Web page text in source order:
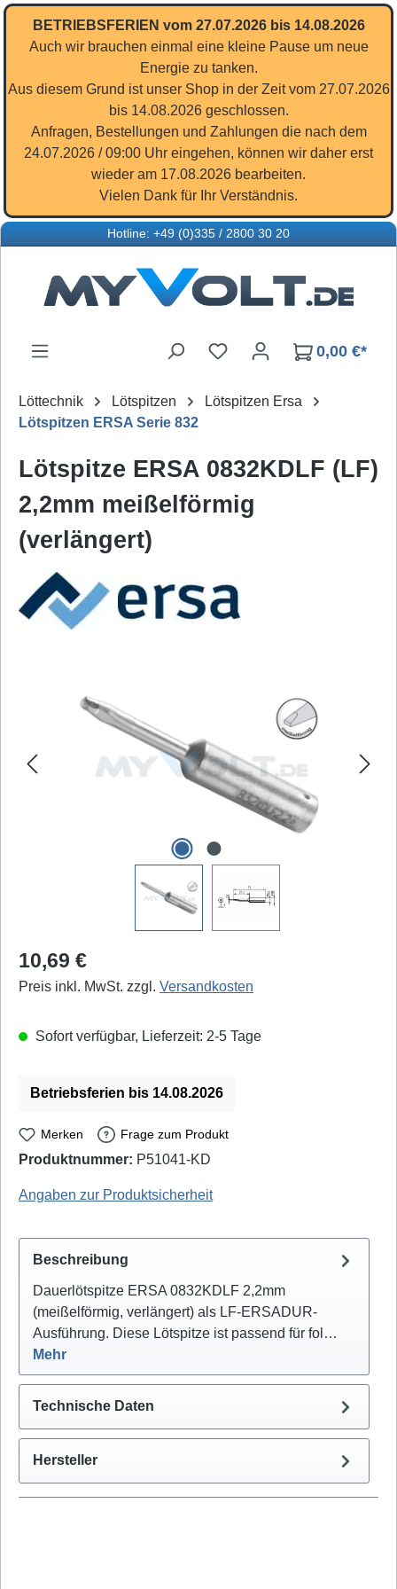
Zum Hauptinhalt springen
BETRIEBSFERIEN vom 27.07.2026 bis 14.08.2026
Auch wir brauchen einmal eine kleine Pause um neue
Energie zu tanken.
Aus diesem Grund ist unser Shop in der Zeit vom 27.07.2026
bis 14.08.2026 geschlossen.
Anfragen, Bestellungen und Zahlungen die nach dem
24.07.2026 / 09:00 Uhr eingehen, können wir daher erst
wieder am 17.08.2026 bearbeiten.
Vielen Dank für Ihr Verständnis.
Hotline: +49 (0)335 / 2800 30 20
Du hast 0 Produkte auf
0,00 €*
Löttechnik Lötspitzen
Lötspitzen Ersa
Lötspitzen ERSA Serie 832
Lötspitze ERSA 0832KDLF (LF)
2,2mm meißelförmig
(verlängert)
Regulärer Preis:
10,69 €
Preis inkl. MwSt. zzgl. Versandkosten
Sofort verfügbar, Lieferzeit: 2-5 Tage
Betriebsferien bis 14.08.2026
Merken Frage zum Produkt
Produktnummer: P51041-KD
Angaben zur Produktsicherheit
Beschreibung
Dauerlötspitze ERSA 0832KDLF 2,2mm
(meißelförmig, verlängert) als LF-ERSADUR-
Ausführung. Diese Lötspitze ist passend für fol…
Mehr
Technische Daten
Hersteller